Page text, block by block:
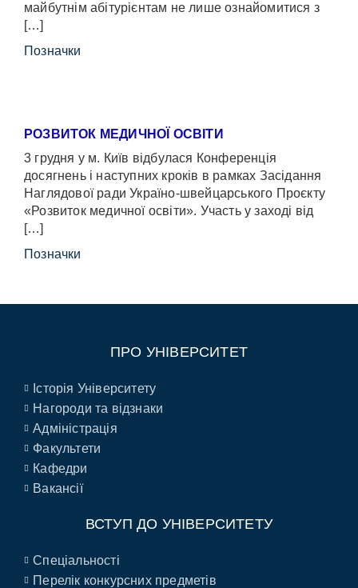
майбутнім абітурієнтам не лише ознайомитися з
[…]
Позначки
РОЗВИТОК МЕДИЧНОЇ ОСВІТИ
3 грудня у м. Київ відбулася Конференція
досягнень і наступних кроків в рамках Засідання
Наглядової ради Україно-швейцарського Проєкту
«Розвиток медичної освіти». Участь у заході від
[…]
Позначки
ПРО УНІВЕРСИТЕТ
Історія Університету
Нагороди та відзнаки
Адміністрація
Факультети
Кафедри
Вакансії
ВСТУП ДО УНІВЕРСИТЕТУ
Спеціальності
Перелік конкурсних предметів